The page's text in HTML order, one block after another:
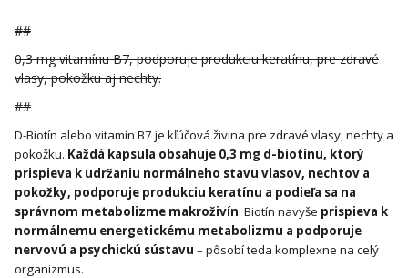
##
0,3 mg vitamínu B7, podporuje produkciu keratínu, pre zdravé
vlasy, pokožku aj nechty.
##
D-Biotín alebo vitamín B7 je kľúčová živina pre zdravé vlasy, nechty a
pokožku. Každá kapsula obsahuje 0,3 mg d-biotínu, ktorý
prispieva k udržaniu normálneho stavu vlasov, nechtov a
pokožky, podporuje produkciu keratínu a podieľa sa na
správnom metabolizme makroživín. Biotín navyše prispieva k
normálnemu energetickému metabolizmu a podporuje
nervovú a psychickú sústavu – pôsobí teda komplexne na celý
organizmus.